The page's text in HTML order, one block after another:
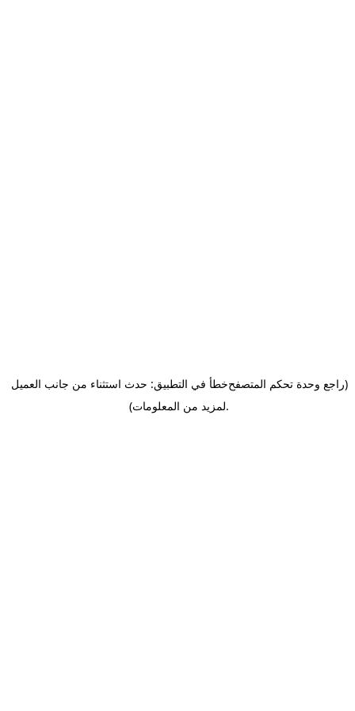
خطأ في التطبيق: حدث استثناء من جانب العميل(راجع وحدة تحكم المتصفح
لمزيد من المعلومات).